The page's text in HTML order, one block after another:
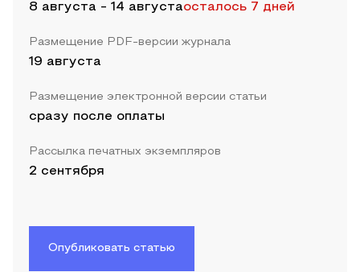
8 августа - 14 августаосталось 7 дней
Размещение PDF-версии журнала
19 августа
Размещение электронной версии статьи
сразу после оплаты
Рассылка печатных экземпляров
2 сентября
Опубликовать статью